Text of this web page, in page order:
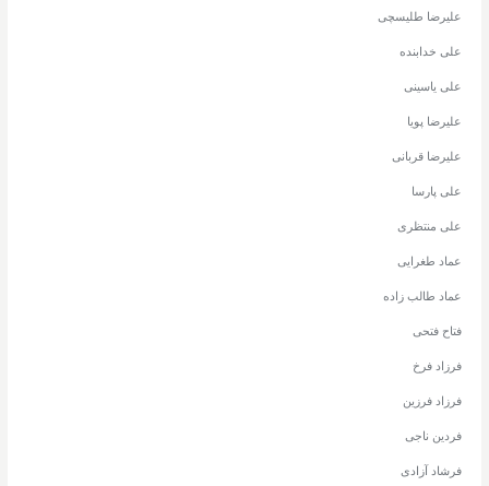
علیرضا طلیسچی
علی خدابنده
علی یاسینی
علیرضا پویا
علیرضا قربانی
علی پارسا
علی منتظری
عماد طغرایی
عماد طالب زاده
فتاح فتحی
فرزاد فرخ
فرزاد فرزین
فردین ناجی
فرشاد آزادی